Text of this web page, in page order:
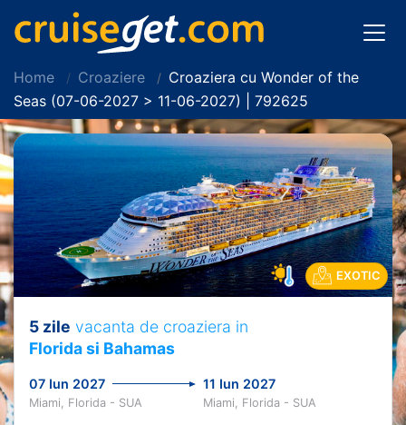
Home Croaziere
Croaziera cu Wonder of the
Seas (07-06-2027 > 11-06-2027) | 792625
EXOTIC
5 zile vacanta de croaziera in
Florida si Bahamas
07 Iun 2027 11 Iun 2027
Miami, Florida - SUA Miami, Florida - SUA